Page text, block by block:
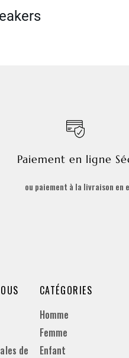
Paiement en ligne
ou paiement à la livraison en
de
CATÉGORIES
Homme
Femme
Enfant